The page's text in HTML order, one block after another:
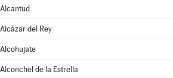
Alcantud
Alcázar del Rey
Alcohujate
Alconchel de la Estrella